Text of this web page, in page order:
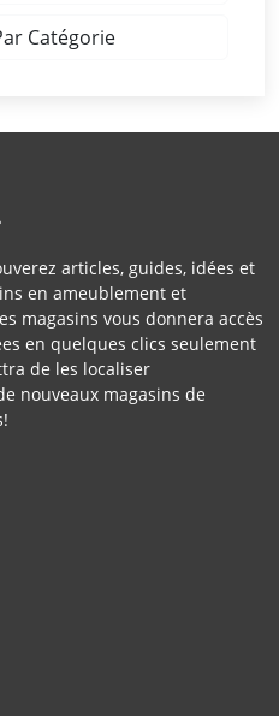
Catégorie
articles, guides, idées et
en ameublement et
magasins vous donnera accès
en quelques clics seulement
de les localiser
nouveaux magasins de